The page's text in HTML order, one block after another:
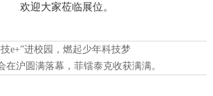
欢迎大家莅临展位。
e+”进校园，燃起少年科技梦
在沪圆满落幕，菲镭泰克收获满满。